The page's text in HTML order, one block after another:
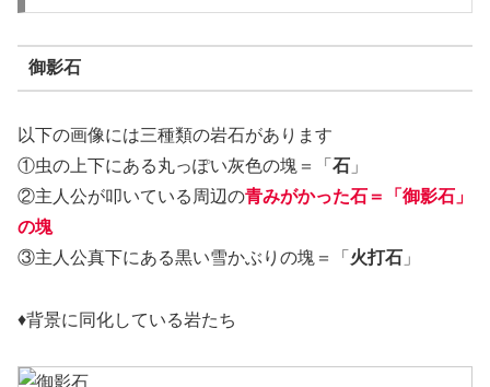
御影石
以下の画像には三種類の岩石があります
①虫の上下にある丸っぽい灰色の塊＝「 石 」
②主人公が叩いている周辺の青みがかった石＝「御影石」
の塊
③主人公真下にある黒い雪かぶりの塊＝「 火打石 」
♦背景に同化している岩たち